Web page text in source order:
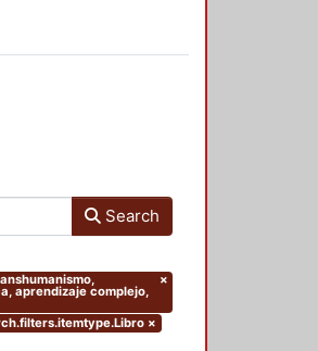
Search
aprendizaje complejo,
×
×